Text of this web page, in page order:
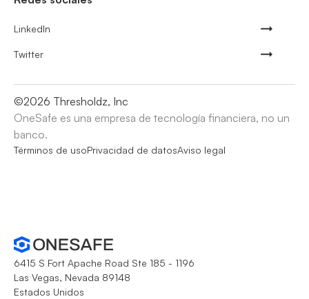
LinkedIn
Twitter
©2026 Thresholdz, Inc
OneSafe es una empresa de tecnología financiera, no un
banco.
Términos de usoPrivacidad de datosAviso legal
6415 S Fort Apache Road Ste 185 - 1196
Las Vegas, Nevada 89148
Estados Unidos